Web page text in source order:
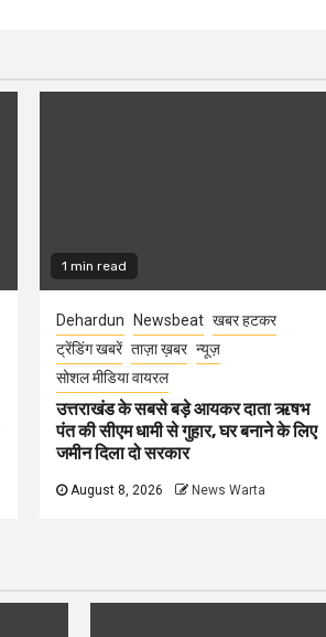
1 min read
Dehardun Newsbeat खबर हटकर
ट्रेंडिंग खबरें ताज़ा ख़बर न्यूज़
सोशल मीडिया वायरल
उत्तराखंड के सबसे बड़े आयकर दाता ऋषभ
पंत की सीएम धामी से गुहार, घर बनाने के लिए
जमीन दिला दो सरकार
August 8, 2026 News Warta